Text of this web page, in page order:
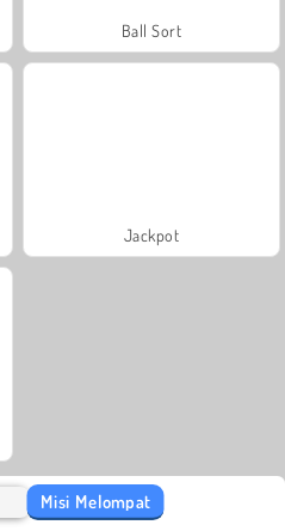
Ball Sort
Jackpot
Misi Melompat